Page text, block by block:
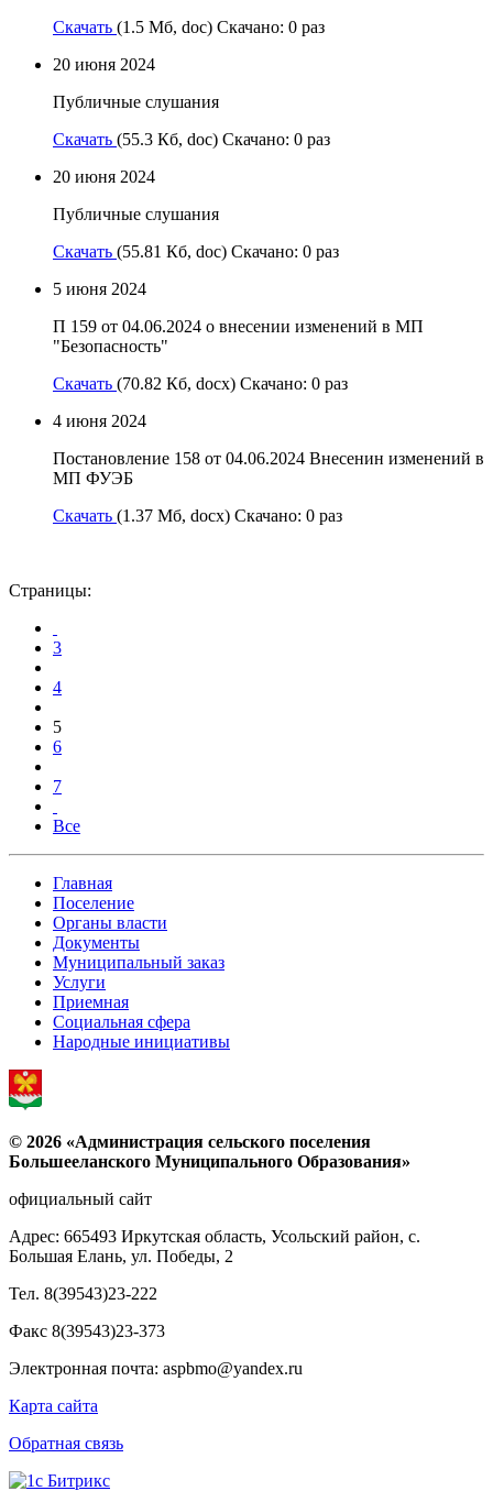
Скачать (1.5 Мб, doc) Скачано: 0 раз
20 июня 2024
Публичные слушания
Скачать (55.3 Кб, doc) Скачано: 0 раз
20 июня 2024
Публичные слушания
Скачать (55.81 Кб, doc) Скачано: 0 раз
5 июня 2024
П 159 от 04.06.2024 о внесении изменений в МП
"Безопасность"
Скачать (70.82 Кб, docx) Скачано: 0 раз
4 июня 2024
Постановление 158 от 04.06.2024 Внесенин изменений в
МП ФУЭБ
Скачать (1.37 Мб, docx) Скачано: 0 раз
Страницы:
3
4
5
6
7
Все
Главная
Поселение
Органы власти
Документы
Муниципальный заказ
Услуги
Приемная
Социальная сфера
Народные инициативы
© 2026 «Администрация сельского поселения
Большееланского Муниципального Образования»
официальный сайт
Адрес: 665493 Иркутская область, Усольский район, с.
Большая Елань, ул. Победы, 2
Тел. 8(39543)23-222
Факс 8(39543)23-373
Электронная почта: aspbmo@yandex.ru
Карта сайта
Обратная связь